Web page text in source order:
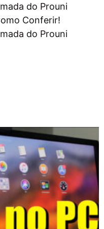
do Prouni
Conferir!
do Prouni